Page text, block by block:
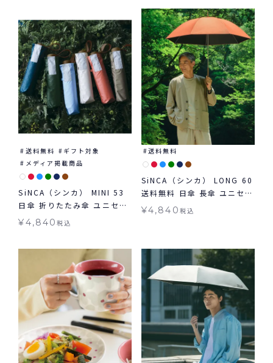
送料無料
ギフト対象
メディア掲載商品
SiNCA（シンカ） MINI 53
日傘 折りたたみ傘 ユニセッ
クス 晴雨兼用 送料無料 ギフ
¥4,840税込
送料無料
SiNCA（シンカ） LONG 60
送料無料 日傘 長傘 ユニセッ
クス 晴雨兼用
¥4,840 税込